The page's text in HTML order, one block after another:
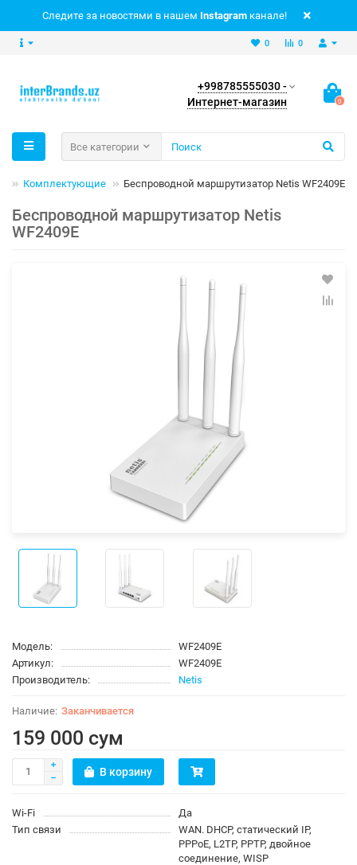
Следите за новостями в нашем Instagram канале!
0
0
+998785555030 -
Интернет-магазин
0
Все категории
Комплектующие Беспроводной маршрутизатор Netis WF2409E
Беспроводной маршрутизатор Netis
WF2409E
Модель:
WF2409E
Артикул:
WF2409E
Производитель:
Netis
Заканчивается
159 000 сум
В корзину
Wi-Fi
Да
Тип связи
WAN. DHCP, статический IP,
PPPoE, L2TP, PPTP, двойное
соединение, WISP